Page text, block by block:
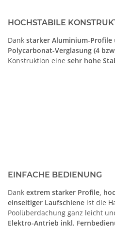
HOCHSTABILE
Dank starker Aluminium-Profile
Polycarbonat-Verglasung (4
Konstruktion eine sehr hohe
EINFACHE BEDIENUNG
Dank extrem starker Profile,
einseitiger Laufschiene ist die
Poolüberdachung ganz leicht
Elektro-Antrieb inkl.